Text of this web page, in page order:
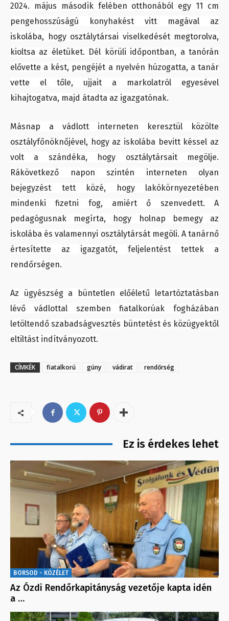
2024. május második felében otthonából egy 11 cm
pengehosszúságú konyhakést vitt magával az
iskolába, hogy osztálytársai viselkedését megtorolva,
kioltsa az életüket. Dél körüli időpontban, a tanórán
elővette a kést, pengéjét a nyelvén húzogatta, a tanár
vette el tőle, ujjait a markolatról egyesével
kihajtogatva, majd átadta az igazgatónak.
Másnap a vádlott interneten keresztül közölte
osztályfőnöknőjével, hogy az iskolába bevitt késsel az
volt a szándéka, hogy osztálytársait megölje.
Rákövetkező napon szintén interneten olyan
bejegyzést tett közé, hogy lakókörnyezetében
mindenki fizetni fog, amiért ő szenvedett. A
pedagógusnak megírta, hogy holnap bemegy az
iskolába és valamennyi osztálytársát megöli. A tanárnő
értesítette az igazgatót, feljelentést tettek a
rendőrségen.
Az ügyészség a büntetlen előéletű letartóztatásban
lévő vádlottal szemben fiatalkorúak fogházában
letöltendő szabadságvesztés büntetést és közügyektől
eltiltást indítványozott.
CÍMKÉK fiatalkorú gúny vádirat rendőrség
Ez is érdekes lehet
BORSOD - KÖZÉLET
Az Ózdi Rendőrkapitányság vezetője kapta idén
a …